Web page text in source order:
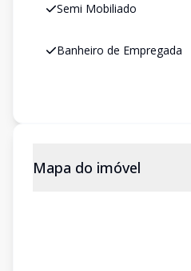
Semi Mobiliado
Banheiro de Empregada
Mapa do imóvel